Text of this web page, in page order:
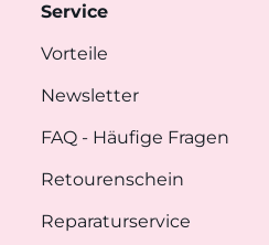
Service
Vorteile
Newsletter
FAQ - Häufige Fragen
Retourenschein
Reparaturservice